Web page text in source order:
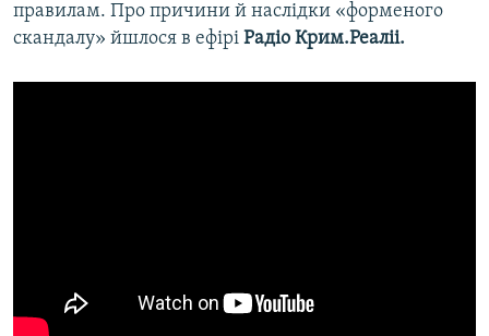
правилам. Про причини й наслідки «форменого
скандалу» йшлося в ефірі Радіо Крим.Реаліі.